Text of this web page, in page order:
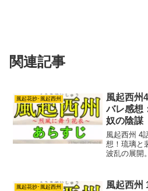
関連記事
風起花抄･風起西州
風起西州
バレ感想
奴の陰謀
風起西州 4
想！琉璃と
波乱の展開
風起花抄･風起西州
風起西州